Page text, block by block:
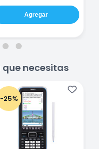
Agregar
necesitas
-25%